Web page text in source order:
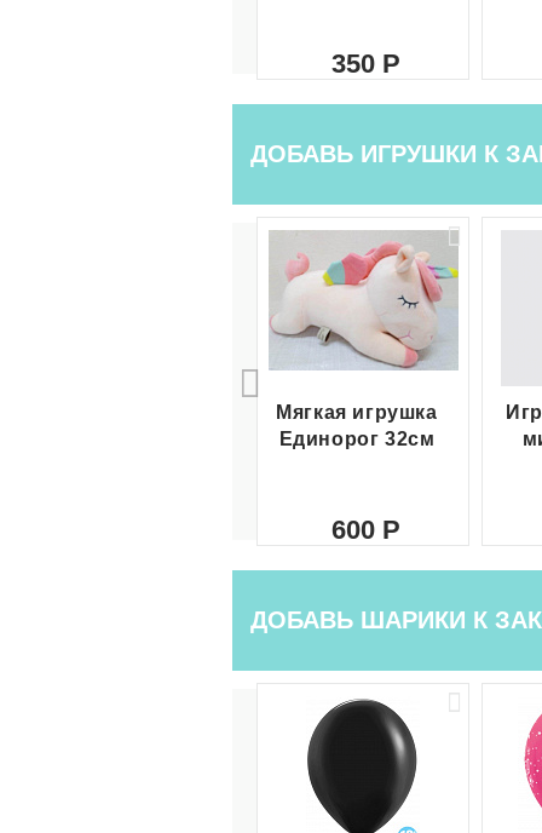
350
ДОБАВЬ ИГРУШКИ К
Мягкая игрушка
Единорог 32см
600
ДОБАВЬ ШАРИКИ К